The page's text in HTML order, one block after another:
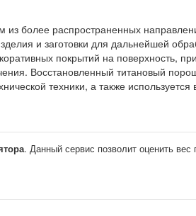
из более распространенных
и заготовки для дальнейшей
покрытий на поверхность, при
Восстановленный титановый
техники, а также используется
. Данный сервис позволит оценить вес